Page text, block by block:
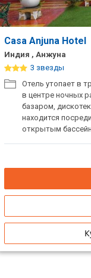
Casa Anjuna Hotel
Индия , Анжуна
3 звезды
Отель утопает в
в центре ночных
базаром,
находится
открытым